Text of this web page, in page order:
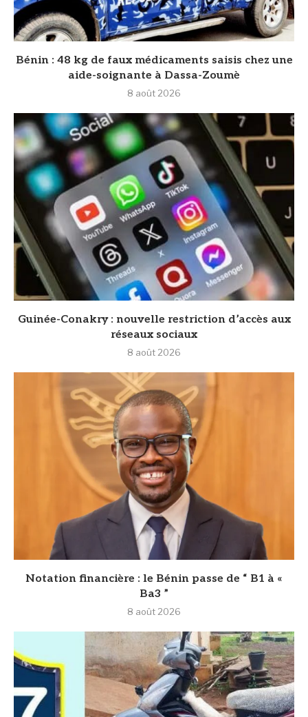
Bénin : 48 kg de faux médicaments saisis chez une
aide-soignante à Dassa-Zoumè
8 août 2026
Guinée-Conakry : nouvelle restriction d’accès aux
réseaux sociaux
8 août 2026
Notation financière : le Bénin passe de “ B1 à «
Ba3 ”
8 août 2026